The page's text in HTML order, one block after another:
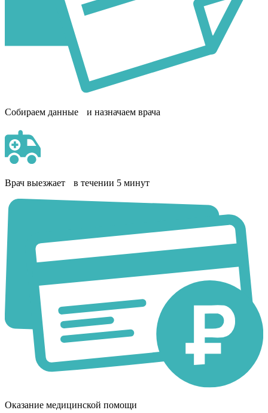
Собираем данные и назначаем врача
Врач выезжает в течении 5 минут
Оказание медицинской помощи